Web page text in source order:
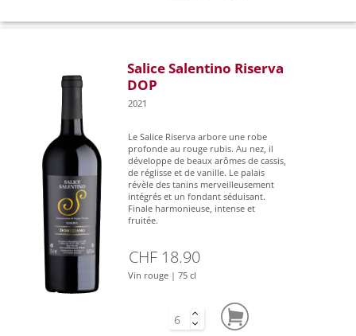
Salice Salentino Riserva
DOP
2021
Le Salice Riserva arbore une robe
profonde au rouge rubis. Au nez, il
développe de beaux arômes de cassis,
de réglisse et de vanille. Le palais
révèle des tanins merveilleusement
intégrés et un fondant séduisant.
Finale harmonieuse, intense et
fruitée.
CHF 18.90
Vin rouge | 75 cl